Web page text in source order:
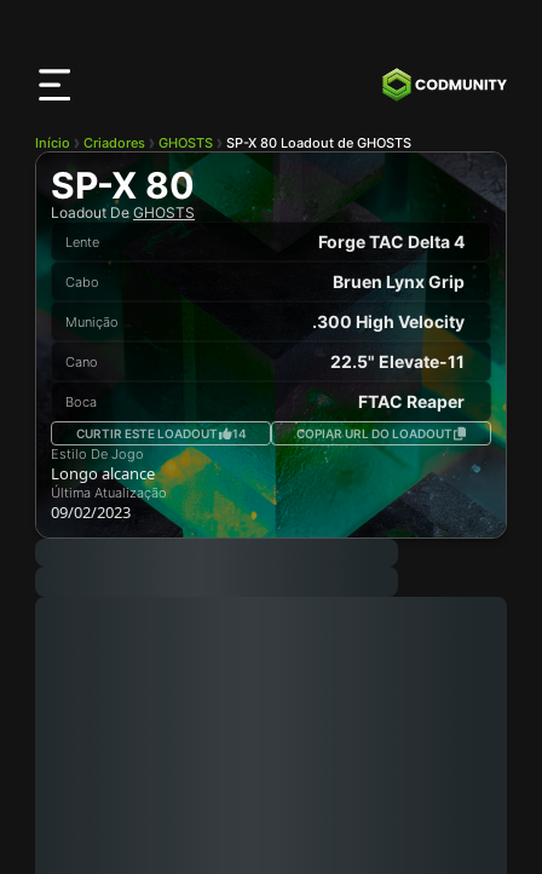
Início Criadores GHOSTS SP-X 80 Loadout de GHOSTS
SP-X 80
Loadout De GHOSTS
Lente Forge TAC Delta 4
Cabo Bruen Lynx Grip
Munição .300 High Velocity
Cano 22.5" Elevate-11
Boca FTAC Reaper
CURTIR ESTE LOADOUT 14 COPIAR URL DO LOADOUT
Estilo De Jogo
Longo alcance
Última Atualização
09/02/2023